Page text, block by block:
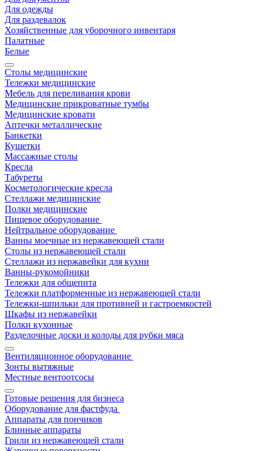
Для одежды
Для раздевалок
Хозяйственные для уборочного инвентаря
Палатные
Белые
Столы медицинские
Тележки медицинские
Мебель для переливания крови
Медицинские прикроватные тумбы
Медицинские кровати
Аптечки металлические
Банкетки
Кушетки
Массажные столы
Кресла
Табуреты
Косметологические кресла
Стеллажи медицинские
Полки медицинские
Пищевое оборудование
Нейтральное оборудование
Ванны моечные из нержавеющей стали
Столы из нержавеющей стали
Стеллажи из нержавейки для кухни
Ванны-рукомойники
Тележки для общепита
Тележки платформенные из нержавеющей стали
Тележки-шпильки для противней и гастроемкостей
Шкафы из нержавейки
Полки кухонные
Разделочные доски и колоды для рубки мяса
Вентиляционное оборудование
Зонты вытяжные
Местные вентоотсосы
Готовые решения для бизнеса
Оборудование для фастфуда
Аппараты для пончиков
Блинные аппараты
Грили из нержавеющей стали